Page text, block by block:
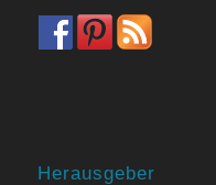
Herausgeber